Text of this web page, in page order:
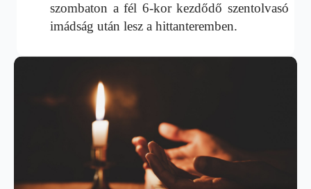
szombaton a fél 6-kor kezdődő szentolvasó
imádság után lesz a hittanteremben.